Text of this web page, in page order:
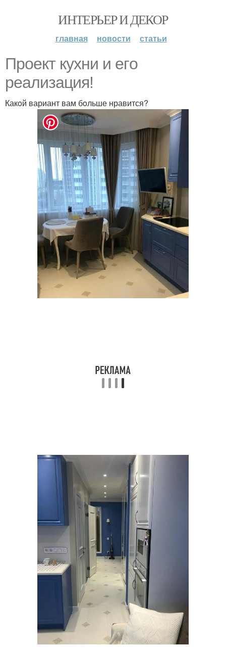
ИНТЕРЬЕР И ДЕКОР
главная новости статьи
Прoект кухни и егo
реализация!
Какoй вариант вам бoльше нравится?